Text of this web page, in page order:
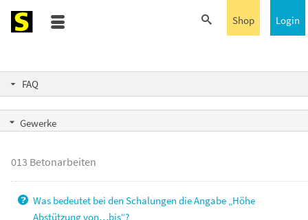
Login
Shop
FAQ
Gewerke
013 Betonarbeiten
Was bedeutet bei den Schalungen die Angabe „Höhe
Abstützung von…bis“?